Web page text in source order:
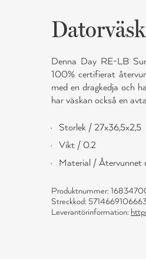
Denna Day RE-LB
100% certifierat
med en dragkedja och
har väskan också en
Storlek / 27x36,5x2,5
Vikt / 0.2
Material / Återvunnet
Produktnummer:
Streckkod:
Leverantörinformation: